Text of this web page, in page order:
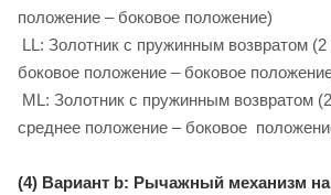
положение – боковое положение)
LL: Золотник с пружинным возвратом
боковое положение – боковое
ML: Золотник с пружинным возвратом
среднее положение – боковое
(4) Вариант b: Рычажный механизм на